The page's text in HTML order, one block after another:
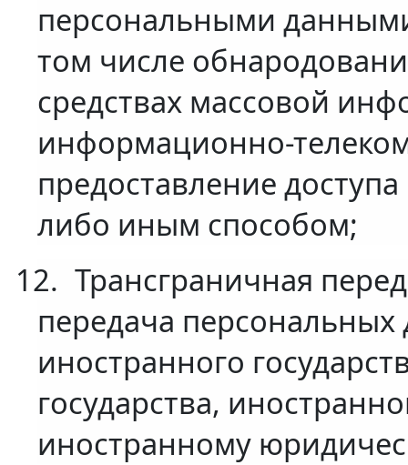
персональными
том числе
средствах массовой
информационно-
предоставление
либо иным способом;
12. Трансграничная
передача
иностранного
государства,
иностранному